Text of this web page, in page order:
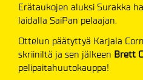
Erätaukojen aluksi Surakka
laidalla SaiPan pelaajan.
Ottelun päätyttyä Karjala
skriiniltä ja sen jälkeen Brett
pelipaitahuutokauppa!